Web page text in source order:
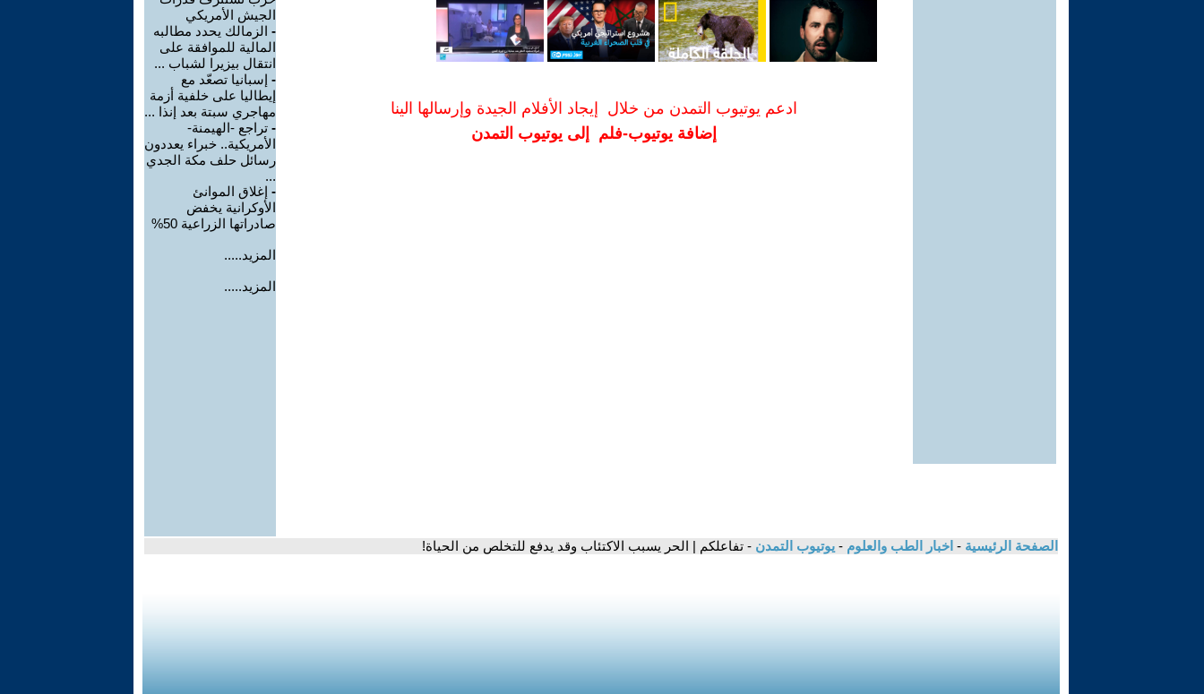
ادعم يوتيوب التمدن من خلال إيجاد الأفلام الجيدة وإرسالها الينا
إضافة يوتيوب-فلم إلى يوتيوب التمدن
الجيش الأمريكي
- الزمالك يحدد مطالبه
المالية للموافقة على
انتقال بيزيرا لشباب ...
- إسبانيا تصعّد مع
إيطاليا على خلفية أزمة
مهاجري سبتة بعد إنذا ...
- تراجع -الهيمنة-
الأمريكية.. خبراء يعددون
رسائل حلف مكة الجدي
...
- إغلاق الموانئ
الأوكرانية يخفض
صادراتها الزراعية 50%
المزيد.....
المزيد.....
الصفحة الرئيسية - اخبار الطب والعلوم - يوتيوب التمدن - تفاعلكم | الحر يسبب الاكتئاب وقد يدفع للتخلص من الحياة!